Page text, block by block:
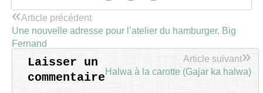
«Article précédent
Une nouvelle adresse pour l’atelier du hamburger, Big
Fernand
Article suivant»
Halwa à la carotte (Gajar ka halwa)
Laisser un
commentaire